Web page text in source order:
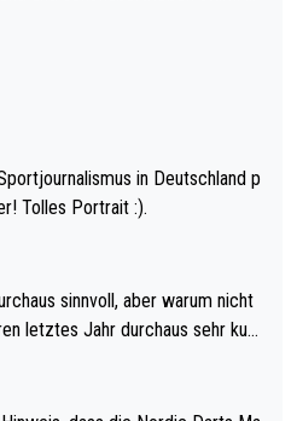
in Deutschland p
Tolles Portrait :).
sinnvoll, aber warum nicht